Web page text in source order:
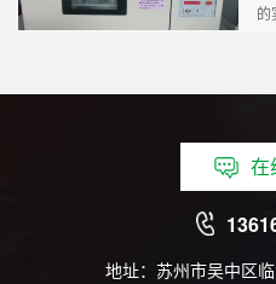
的
在
地址：苏州市吴中区